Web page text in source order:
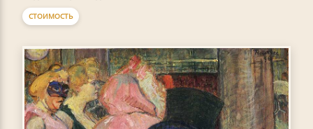
СТОИМОСТЬ